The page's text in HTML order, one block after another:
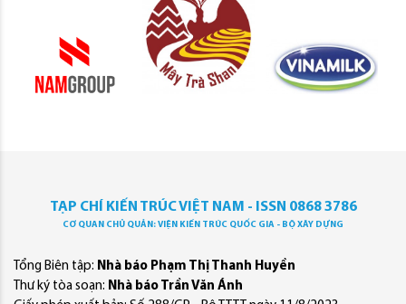
TẠP CHÍ KIẾN TRÚC VIỆT NAM - ISSN 0868 3786
CƠ QUAN CHỦ QUẢN: VIỆN KIẾN TRÚC QUỐC GIA - BỘ XÂY DỰNG
Tổng Biên tập: Nhà báo Phạm Thị Thanh Huyền
Thư ký tòa soạn: Nhà báo Trần Văn Ánh